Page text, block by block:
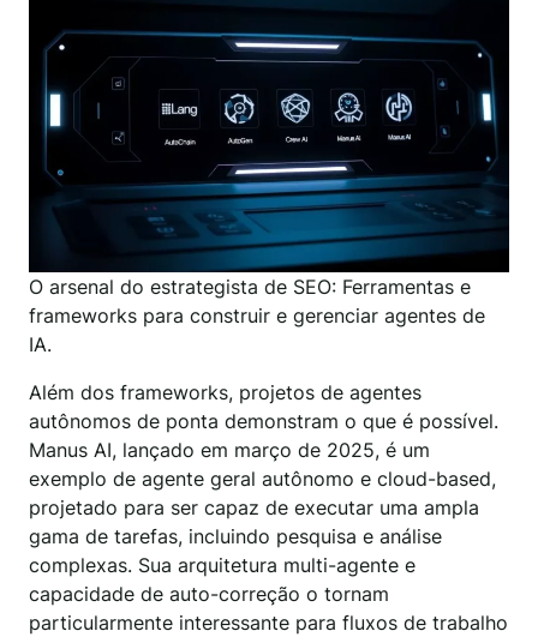
O arsenal do estrategista de SEO: Ferramentas e
frameworks para construir e gerenciar agentes de
IA.
Além dos frameworks, projetos de agentes
autônomos de ponta demonstram o que é possível.
Manus AI, lançado em março de 2025, é um
exemplo de agente geral autônomo e cloud-based,
projetado para ser capaz de executar uma ampla
gama de tarefas, incluindo pesquisa e análise
complexas. Sua arquitetura multi-agente e
capacidade de auto-correção o tornam
particularmente interessante para fluxos de trabalho